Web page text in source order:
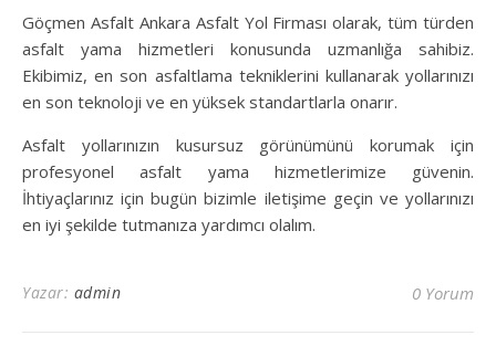
Göçmen Asfalt Ankara Asfalt Yol Firması olarak, tüm türden
asfalt yama hizmetleri konusunda uzmanlığa sahibiz.
Ekibimiz, en son asfaltlama tekniklerini kullanarak yollarınızı
en son teknoloji ve en yüksek standartlarla onarır.
Asfalt yollarınızın kusursuz görünümünü korumak için
profesyonel asfalt yama hizmetlerimize güvenin.
İhtiyaçlarınız için bugün bizimle iletişime geçin ve yollarınızı
en iyi şekilde tutmanıza yardımcı olalım.
Yazar: admin 0 Yorum